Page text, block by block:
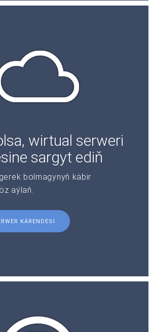
wirtual serweri
sargyt ediň
bolmagynyň käbir
aýlaň.
KÄRENDESI